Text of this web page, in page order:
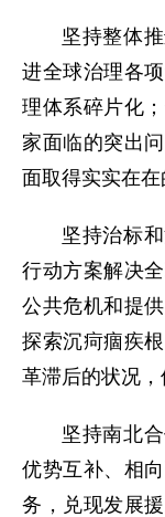
坚持整体
进全球治理各
理体系碎片化
家面临的突出
面取得实实在在
坚持治标
行动方案解决
公共危机和提
探索沉疴痼疾
革滞后的状况，
坚持南北
优势互补、相
务，兑现发展